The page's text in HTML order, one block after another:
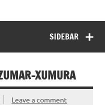
SIDEBAR
XUMURA
Leave a comment